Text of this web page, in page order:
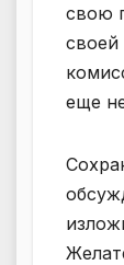
свою
еще